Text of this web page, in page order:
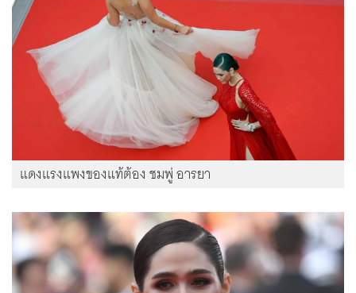
แดงแรงแพงของแท้ต้อง ชมพู่ อารยา